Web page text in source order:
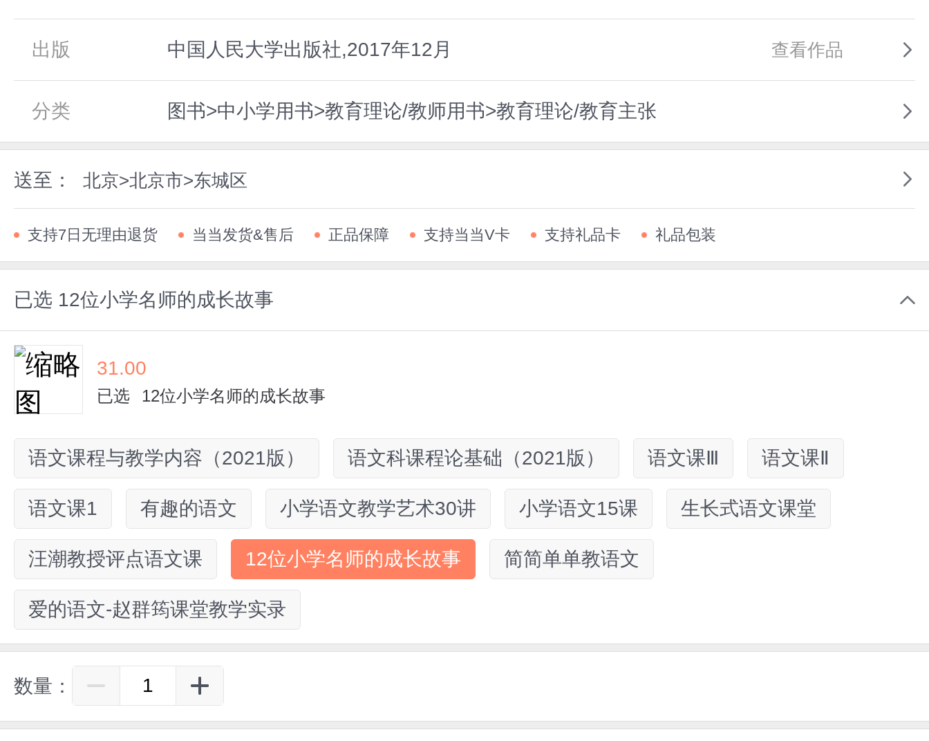
出版 中国人民大学出版社,2017年12月 查看作品
分类 图书>中小学用书>教育理论/教师用书>教育理论/教育主张
送至： 北京>北京市>东城区
支持7日无理由退货 当当发货&售后 正品保障 支持当当V卡 支持礼品卡 礼品包装
已选 12位小学名师的成长故事
31.00
已选 12位小学名师的成长故事
语文课程与教学内容（2021版） 语文科课程论基础（2021版） 语文课Ⅲ 语文课Ⅱ
语文课1 有趣的语文 小学语文教学艺术30讲 小学语文15课 生长式语文课堂
汪潮教授评点语文课 12位小学名师的成长故事 简简单单教语文
爱的语文-赵群筠课堂教学实录
数量：